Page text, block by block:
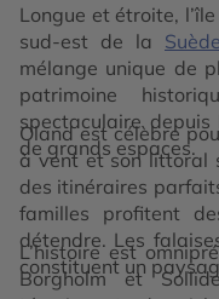
Longue et étroite,
sud-est de la Suède
mélange unique de
patrimoine
spectaculaire
de grands espaces.
Oland est célèbre
à vent et son littoral
des itinéraires
familles profitent
détendre. Les
constituent un
L’histoire est
Borgholm et